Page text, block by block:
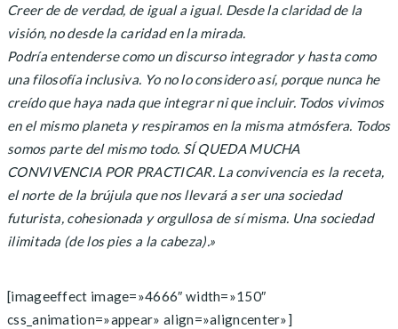
Creer de de verdad, de igual a igual. Desde la claridad de la
visión, no desde la caridad en la mirada.
Podría entenderse como un discurso integrador y hasta como
una filosofía inclusiva. Yo no lo considero así, porque nunca he
creído que haya nada que integrar ni que incluir. Todos vivimos
en el mismo planeta y respiramos en la misma atmósfera. Todos
somos parte del mismo todo. SÍ QUEDA MUCHA
CONVIVENCIA POR PRACTICAR. La convivencia es la receta,
el norte de la brújula que nos llevará a ser una sociedad
futurista, cohesionada y orgullosa de sí misma. Una sociedad
ilimitada (de los pies a la cabeza).»
[imageeffect image=»4666″ width=»150″
css_animation=»appear» align=»aligncenter»]